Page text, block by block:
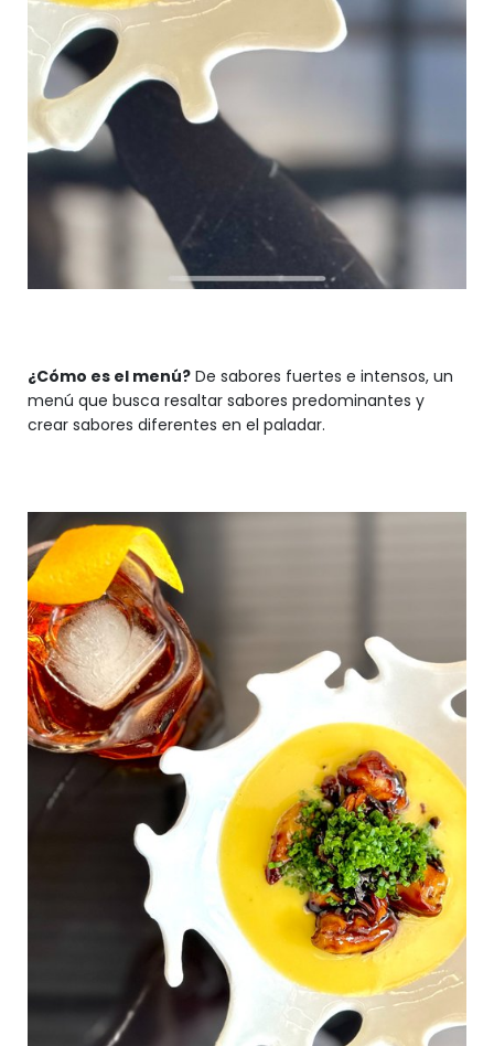
¿Cómo es el menú? De sabores fuertes e intensos, un
menú que busca resaltar sabores predominantes y
crear sabores diferentes en el paladar.